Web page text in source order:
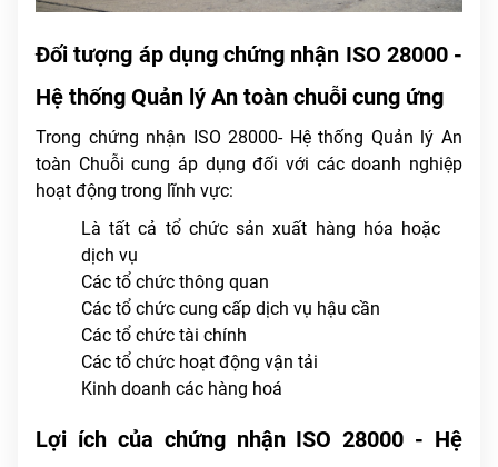
Đối tượng áp dụng chứng nhận ISO 28000 -
Hệ thống Quản lý An toàn chuỗi cung ứng
Trong chứng nhận ISO 28000- Hệ thống Quản lý An
toàn Chuỗi cung áp dụng đối với các doanh nghiệp
hoạt động trong lĩnh vực:
Là tất cả tổ chức sản xuất hàng hóa hoặc
dịch vụ
Các tổ chức thông quan
Các tổ chức cung cấp dịch vụ hậu cần
Các tổ chức tài chính
Các tổ chức hoạt động vận tải
Kinh doanh các hàng hoá
Lợi ích của chứng nhận ISO 28000 - Hệ